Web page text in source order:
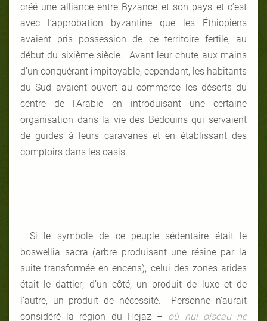
créé une alliance entre Byzance et son pays et c’est
avec l’approbation byzantine que les Éthiopiens
avaient pris possession de ce territoire fertile, au
début du sixième siècle. Avant leur chute aux mains
d’un conquérant impitoyable, cependant, les habitants
du Sud avaient ouvert au commerce les déserts du
centre de l’Arabie en introduisant une certaine
organisation dans la vie des Bédouins qui servaient
de guides à leurs caravanes et en établissant des
comptoirs dans les oasis.
Si le symbole de ce peuple sédentaire était le
boswellia sacra (arbre produisant une résine par la
suite transformée en encens), celui des zones arides
était le dattier; d’un côté, un produit de luxe et de
l’autre, un produit de nécessité. Personne n’aurait
considéré la région du Hejaz – où nul oiseau ne